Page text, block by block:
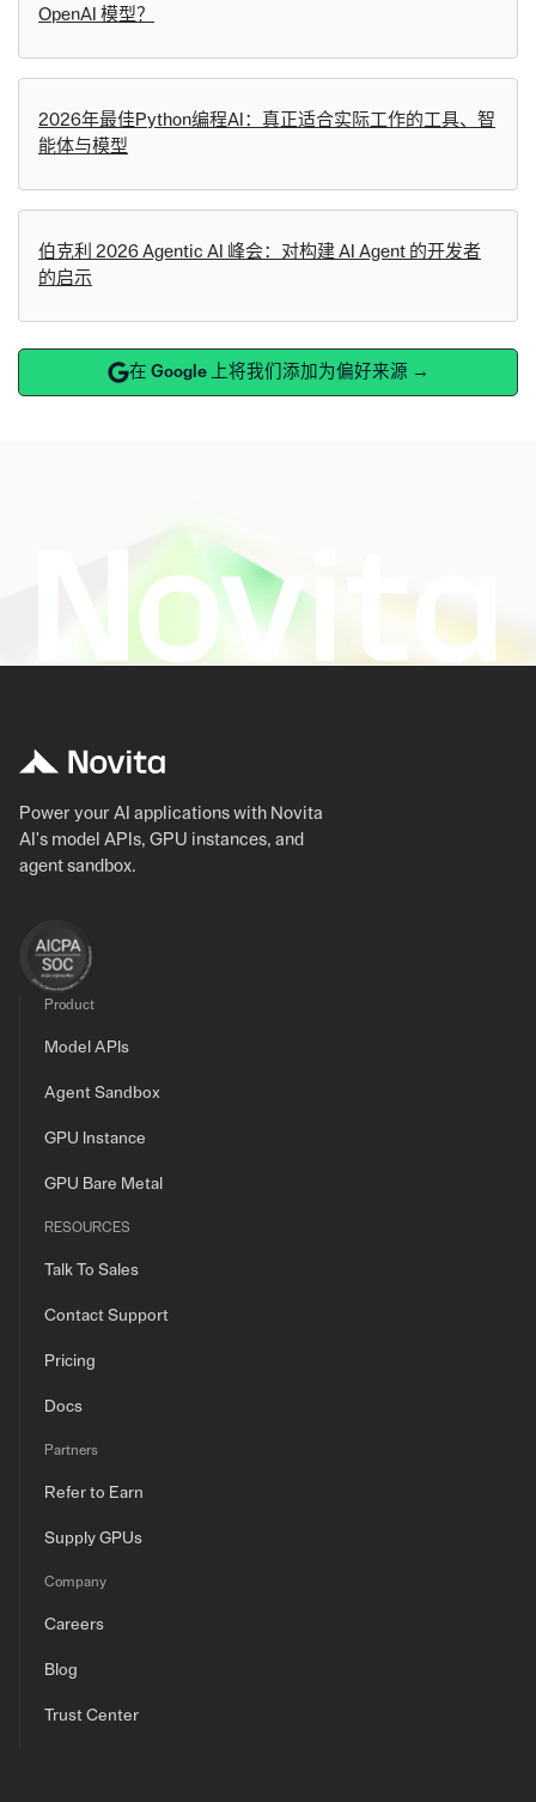
OpenAI 模型？
2026年最佳Python编程AI：真正适合实际工作的工具、智
能体与模型
伯克利 2026 Agentic AI 峰会：对构建 AI Agent 的开发者
的启示
在 Google 上将我们添加为偏好来源 →
Power your AI applications with Novita
AI's model APIs, GPU instances, and
agent sandbox.
Product
Model APIs
Agent Sandbox
GPU Instance
GPU Bare Metal
RESOURCES
Talk To Sales
Contact Support
Pricing
Docs
Partners
Refer to Earn
Supply GPUs
Company
Careers
Blog
Trust Center